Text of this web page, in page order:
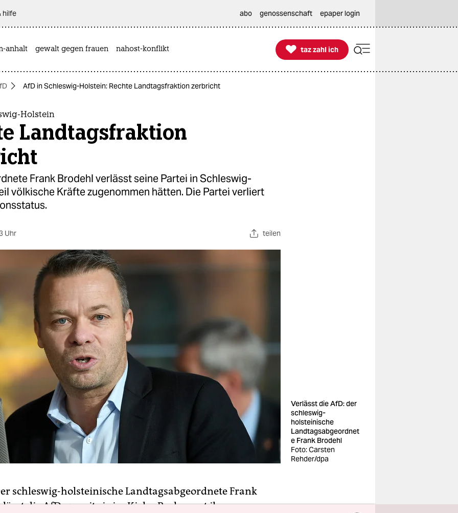
hilfe abo genossenschaft epaper login
anhalt gewalt gegen frauen nahost-konflikt 
taz zahl ich
taz zahl ich
AfD in Schleswig-Holstein: Rechte Landtagsfraktion zerbricht
Holstein
Landtagsfraktion
Frank Brodehl verlässt seine Partei in Schleswig-
völkische Kräfte zugenommen hätten. Die Partei verliert
Uhr teilen
Verlässt die AfD: der
schleswig-
holsteinische
Landtagsabgeordnet
e Frank Brodehl
Foto: Carsten
Rehder/dpa
schleswig-holsteinische Landtagsabgeordnete Frank
die AfD, womit sie im Kieler Parlament ihren